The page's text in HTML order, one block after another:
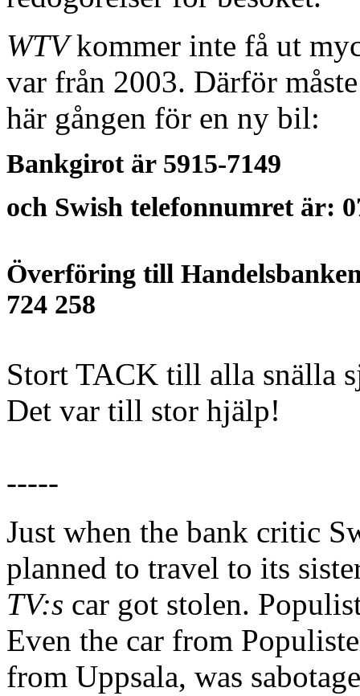
WTVkommer inte få ut
var från 2003. Därför
här gången för en ny bil:
Bankgirot är 5915-7149
och Swish telefonnumret är:
Överföring till
724 258
Stort TACK till alla snälla
Det var till stor hjälp!
-----
Just when the bank critic
planned to travel to its
TV:s car got stolen.
Even the car from
from Uppsala, was